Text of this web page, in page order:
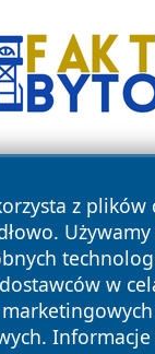
z plików
w